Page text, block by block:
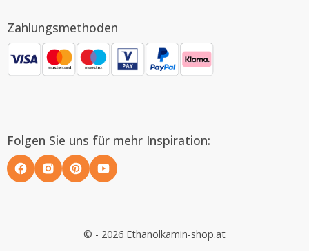
Zahlungsmethoden
Folgen Sie uns für mehr Inspiration:
© - 2026 Ethanolkamin-shop.at